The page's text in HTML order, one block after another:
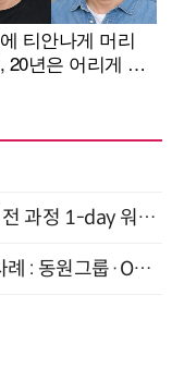
UX 기획·DESIGN.md 설계·AI 구현 전 과정 1-day 워크숍 with Claude Code·Codex 9월 15일 개최
B2B에서 B2C까지, 현장 실제 운영사례 : 동원그룹·OCI·다이닝브랜즈그룹·당근 (8/27)